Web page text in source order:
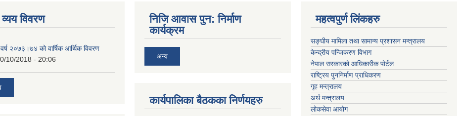
विवरण
२०७३।७४ को वार्षिक आर्थिक विवरण
10/2018 - 20:06
निजि आवास पुन: निर्माण
कार्यक्रम
अन्य
कार्यपालिका बैठकका निर्णयहरु
महत्वपुर्ण लिंकहरु
सङ्घीय मामिला तथा सामान्य प्रशासन मन्त्रालय
केन्द्रीय पन्जिकरण विभाग
नेपाल सरकारको आधिकारीक पोर्टल
राष्ट्रिय पुननिर्माण प्राधिकरण
गृह मन्त्रालय
अर्थ मन्त्रालय
लोकसेवा आयोग